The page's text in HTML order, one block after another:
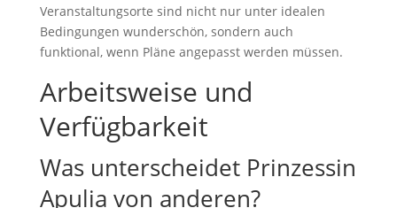
Veranstaltungsorte sind nicht nur unter idealen
Bedingungen wunderschön, sondern auch
funktional, wenn Pläne angepasst werden müssen.
Arbeitsweise und
Verfügbarkeit
Was unterscheidet Prinzessin
Apulia von anderen?